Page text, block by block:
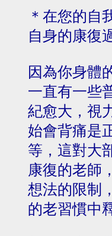
＊在您的自
自身的康復
因為你身體
一直有一些
紀愈大，視
始會背痛是
等，這對大
康復的老師
想法的限制
的老習慣中